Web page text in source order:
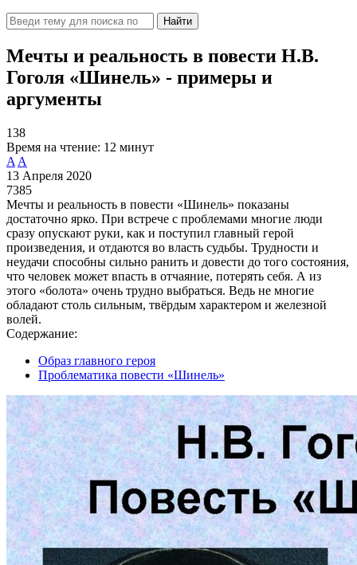
Найти
Мечты и реальность в повести Н.В.
Гоголя «Шинель» - примеры и
аргументы
138
Время на чтение: 12 минут
A A
13 Апреля 2020
7385
Мечты и реальность в повести «Шинель» показаны
достаточно ярко. При встрече с проблемами многие люди
сразу опускают руки, как и поступил главный герой
произведения, и отдаются во власть судьбы. Трудности и
неудачи способны сильно ранить и довести до того состояния,
что человек может впасть в отчаяние, потерять себя. А из
этого «болота» очень трудно выбраться. Ведь не многие
обладают столь сильным, твёрдым характером и железной
волей.
Содержание:
Образ главного героя
Проблематика повести «Шинель»